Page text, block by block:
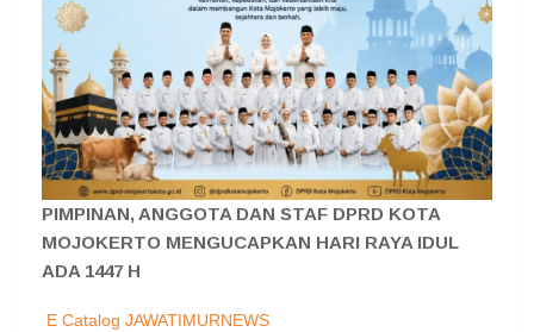
PIMPINAN, ANGGOTA DAN STAF DPRD KOTA
MOJOKERTO MENGUCAPKAN HARI RAYA IDUL
ADA 1447 H
E Catalog JAWATIMURNEWS